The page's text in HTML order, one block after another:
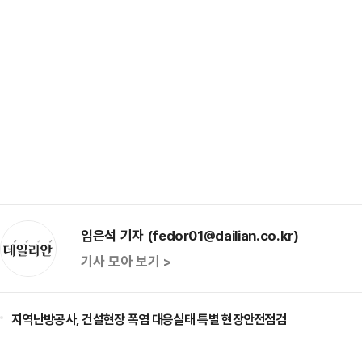
임은석 기자 (fedor01@dailian.co.kr)
기사 모아 보기 >
지역난방공사, 건설현장 폭염 대응실태 특별 현장안전점검